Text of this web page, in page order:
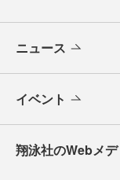
ニュース
イベント
翔泳社のWebメ